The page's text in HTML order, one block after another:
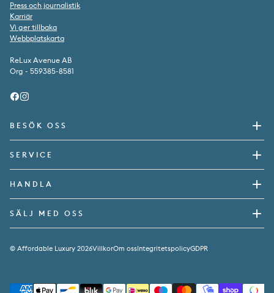
Press och journalistik
Karriär
Vi ger tillbaka
Webbplatskarta
ReLux Avenue AB
Org - 559385-8581
BESÖK OSS
SERVICE
HANDLA
SÄLJ MED OSS
© Affordable Luxury 2026VillkorOm ossIntegritetspolicyGDPR